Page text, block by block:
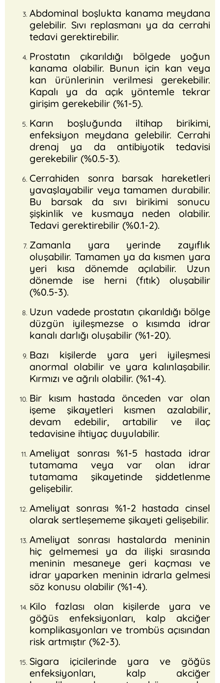
Abdominal boşlukta kanama meydana
gelebilir. Sıvı replasmanı ya da cerrahi
tedavi gerektirebilir.
Prostatın çıkarıldığı bölgede yoğun
kanama olabilir. Bunun için kan veya
kan ürünlerinin verilmesi gerekebilir.
Kapalı ya da açık yöntemle tekrar
girişim gerekebilir (%1-5).
Karın boşluğunda iltihap birikimi,
enfeksiyon meydana gelebilir. Cerrahi
drenaj ya da antibiyotik tedavisi
gerekebilir (%0.5-3).
Cerrahiden sonra barsak hareketleri
yavaşlayabilir veya tamamen durabilir.
Bu barsak da sıvı birikimi sonucu
şişkinlik ve kusmaya neden olabilir.
Tedavi gerektirebilir (%0.1-2).
Zamanla yara yerinde zayıflık
oluşabilir. Tamamen ya da kısmen yara
yeri kısa dönemde açılabilir. Uzun
dönemde ise herni (fıtık) oluşabilir
(%0.5-3).
Uzun vadede prostatın çıkarıldığı bölge
düzgün iyileşmezse o kısımda idrar
kanalı darlığı oluşabilir (%1-20).
Bazı kişilerde yara yeri iyileşmesi
anormal olabilir ve yara kalınlaşabilir.
Kırmızı ve ağrılı olabilir. (%1-4).
Bir kısım hastada önceden var olan
işeme şikayetleri kısmen azalabilir,
devam edebilir, artabilir ve ilaç
tedavisine ihtiyaç duyulabilir.
Ameliyat sonrası %1-5 hastada idrar
tutamama veya var olan idrar
tutamama şikayetinde şiddetlenme
gelişebilir.
Ameliyat sonrası %1-2 hastada cinsel
olarak sertleşememe şikayeti gelişebilir.
Ameliyat sonrası hastalarda meninin
hiç gelmemesi ya da ilişki sırasında
meninin mesaneye geri kaçması ve
idrar yaparken meninin idrarla gelmesi
söz konusu olabilir (%1-4).
Kilo fazlası olan kişilerde yara ve
göğüs enfeksiyonları, kalp akciğer
komplikasyonları ve trombüs açısından
risk artmıştır (%2-3).
Sigara içicilerinde yara ve göğüs
enfeksiyonları, kalp akciğer